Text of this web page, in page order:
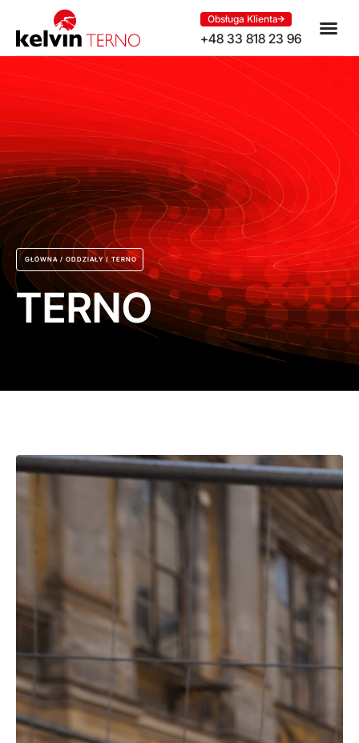
Obsługa Klienta
+48 33 818 23 96
GŁÓWNA / ODDZIAŁY/ TERNO
TERNO